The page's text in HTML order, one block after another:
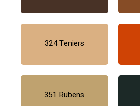
324 Teniers
351 Rubens